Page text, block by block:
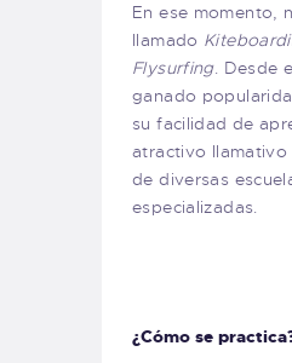
En ese momento,
llamado
Flysurfing. Desde
ganado
su facilidad de
atractivo llamativo
de diversas
especializadas.
¿Cómo se